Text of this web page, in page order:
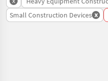
Small Construction Devices x